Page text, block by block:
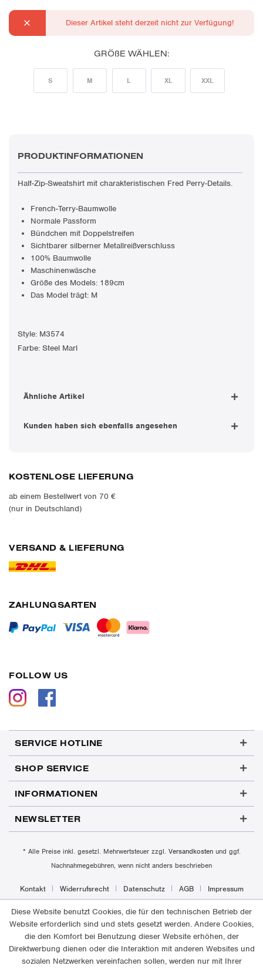
Dieser Artikel steht derzeit nicht zur Verfügung!
GRÖßE WÄHLEN:
S M L XL XXL
PRODUKTINFORMATIONEN
Half-Zip-Sweatshirt mit charakteristischen Fred Perry-Details.
French-Terry-Baumwolle
Normale Passform
Bündchen mit Doppelstreifen
Sichtbarer silberner Metallreißverschluss
100% Baumwolle
Maschinenwäsche
Größe des Models: 189cm
Das Model trägt: M
Style: M3574
Farbe: Steel Marl
Ähnliche Artikel
Kunden haben sich ebenfalls angesehen
KOSTENLOSE LIEFERUNG
ab einem Bestellwert von 70 €
(nur in Deutschland)
VERSAND & LIEFERUNG
ZAHLUNGSARTEN
FOLLOW US
SERVICE HOTLINE
SHOP SERVICE
INFORMATIONEN
NEWSLETTER
* Alle Preise inkl. gesetzl. Mehrwertsteuer zzgl. Versandkostenund ggf.
Nachnahmegebühren, wenn nicht anders beschrieben
Kontakt Widerrufsrecht Datenschutz AGB Impressum
Diese Website benutzt Cookies, die für den technischen Betrieb der
Website erforderlich sind und stets gesetzt werden. Andere Cookies,
die den Komfort bei Benutzung dieser Website erhöhen, der
Direktwerbung dienen oder die Interaktion mit anderen Websites und
sozialen Netzwerken vereinfachen sollen, werden nur mit Ihrer